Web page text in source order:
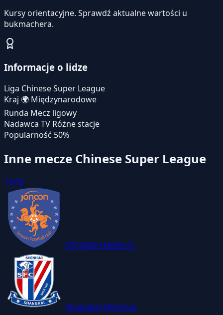
Kursy orientacyjne. Sprawdź aktualne wartości u
bukmachera.
Informacje o lidze
Liga Chinese Super League
Kraj 🌍 Międzynarodowe
Runda Mecz ligowy
Nadawca TV Różne stacje
Popularność 50%
Inne mecze Chinese Super League
13:00
Qingdao Hainiu Fc
Shanghai Shenhua